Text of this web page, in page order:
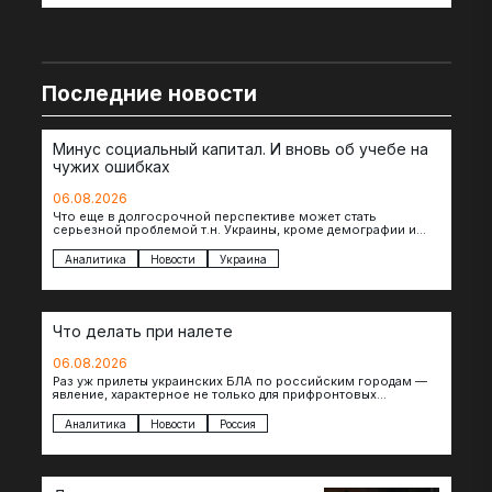
Последние новости
Минус социальный капитал. И вновь об учебе на
чужих ошибках
06.08.2026
Что еще в долгосрочной перспективе может стать
серьезной проблемой т.н. Украины, кроме демографии и
которых будет…
Аналитика Новости Украина
Что делать при налете
06.08.2026
Раз уж прилеты украинских БЛА по российским городам —
явление, характерное не только для прифронтовых
Аналитика Новости Россия